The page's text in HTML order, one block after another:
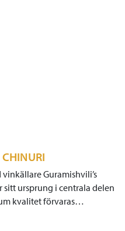
Guramishvili’s
ursprung i centrala delen
kvalitet förvaras…